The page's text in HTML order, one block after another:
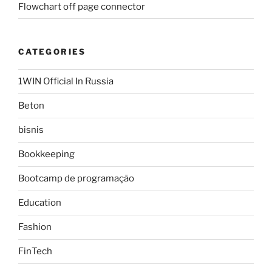
Flowchart off page connector
CATEGORIES
1WIN Official In Russia
Beton
bisnis
Bookkeeping
Bootcamp de programação
Education
Fashion
FinTech